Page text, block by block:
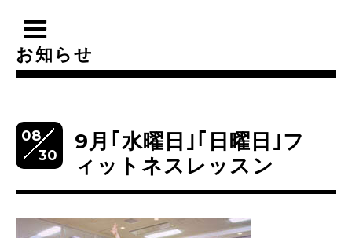
お知らせ
08
30
9月｢水曜日｣｢日曜日｣フ
ィットネスレッスン